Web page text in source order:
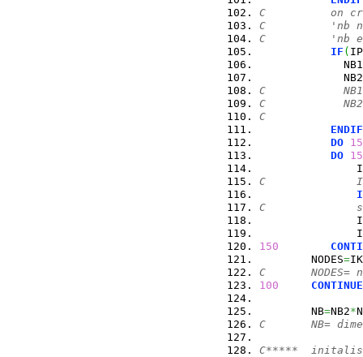
C          on
C          'nb
C          'nb
IF (
             NB1
             NB2
C
C
C
ENDIF
DO
DO
C              IJ
C              s'il
150
        NODES
=
C       NODES=
100
CONTINUE
        NB
=NB2*
C       NB=
C*****